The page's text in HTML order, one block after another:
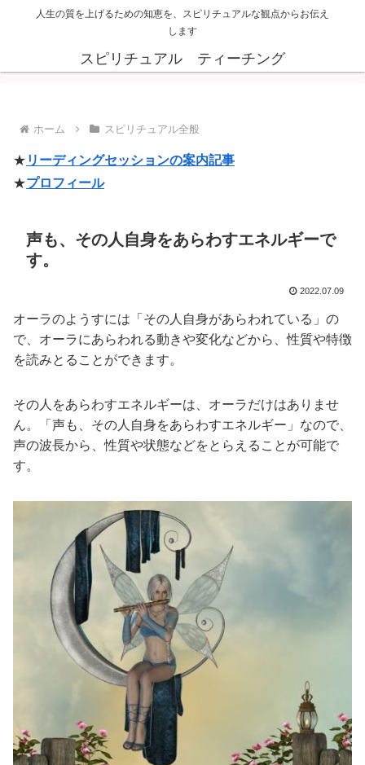
人生の質を上げるための知恵を、スピリチュアルな観点からお伝え
します
スピリチュアル ティーチング
ホーム スピリチュアル全般
★ リーディングセッションの案内記事
★プロフィール
声も、その人自身をあらわすエネルギーで
す。
2022.07.09
オーラのようすには「その人自身があらわれている」の
で、オーラにあらわれる動きや変化などから、性質や特徴
を読みとることができます。
その人をあらわすエネルギーは、オーラだけはありませ
ん。「声も、その人自身をあらわすエネルギー」なので、
声の波長から、性質や状態などをとらえることが可能で
す。